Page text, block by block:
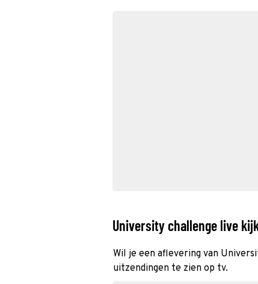
University challenge live
Wil je een aflevering van
uitzendingen te zien op tv.